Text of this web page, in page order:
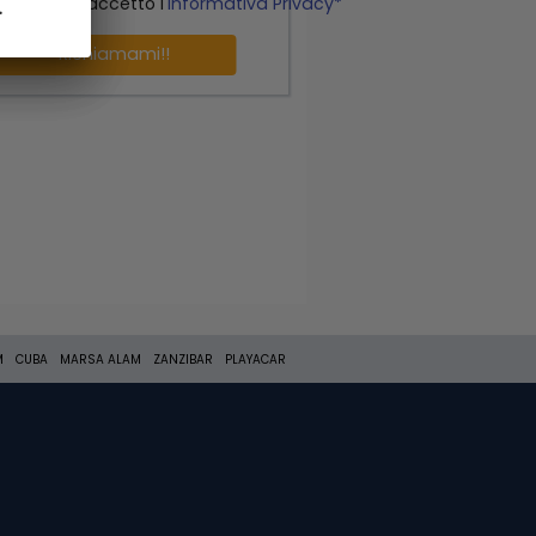
Richiamami!!
CUBA MARSA ALAM ZANZIBAR PLAYACAR